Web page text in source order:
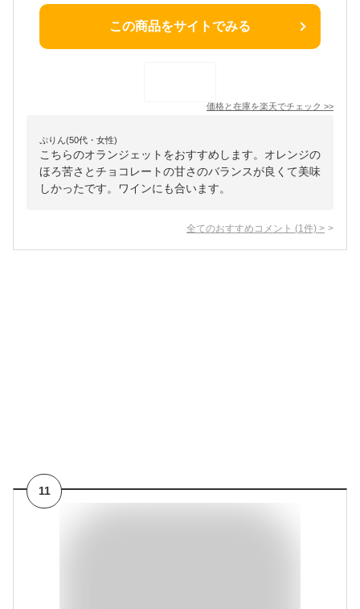
この商品をサイトでみる
価格と在庫を楽天でチェック >>
ぷりん(50代・女性)
こちらのオランジェットをおすすめします。オレンジの
ほろ苦さとチョコレートの甘さのバランスが良くて美味
しかったです。ワインにも合います。
全てのおすすめコメント (1 件) >
11